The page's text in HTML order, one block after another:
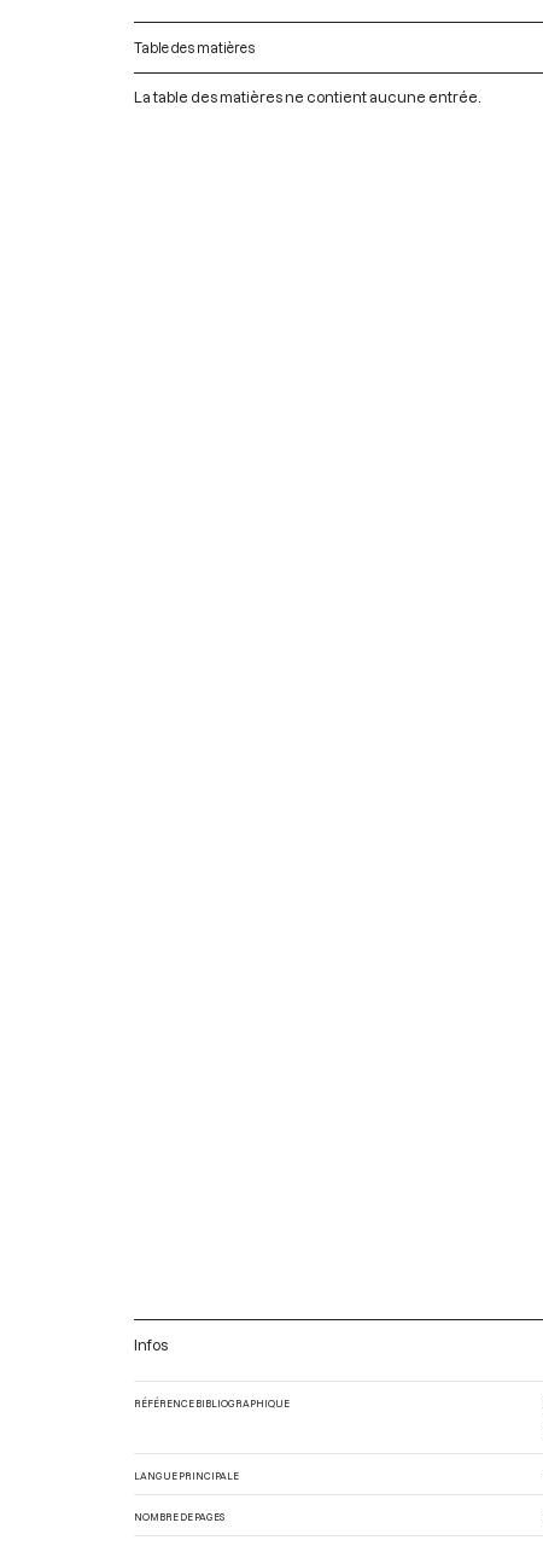
Table des matières
La table des matières ne contient aucune entrée.
Infos
RÉFÉRENCE BIBLIOGRAPHIQUE
LANGUE PRINCIPALE
NOMBRE DE PAGES